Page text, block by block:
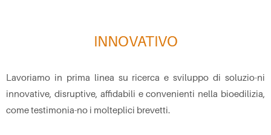
INNOVATIVO
Lavoriamo in prima linea su ricerca e sviluppo di soluzio-ni
innovative, disruptive, affidabili e convenienti nella bioedilizia,
come testimonia-no i molteplici brevetti.